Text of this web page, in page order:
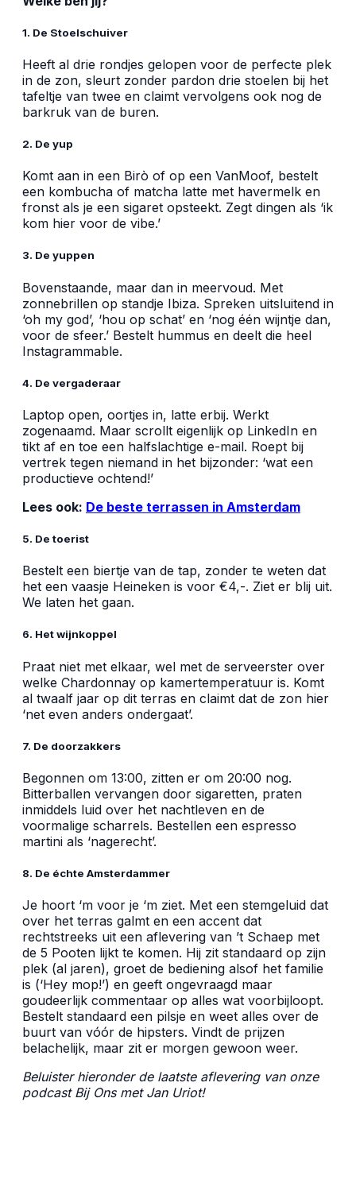
1. De Stoelschuiver
Heeft al drie rondjes gelopen voor de perfecte plek
in de zon, sleurt zonder pardon drie stoelen bij het
tafeltje van twee en claimt vervolgens ook nog de
barkruk van de buren.
2. De yup
Komt aan in een Birò of op een VanMoof, bestelt
een kombucha of matcha latte met havermelk en
fronst als je een sigaret opsteekt. Zegt dingen als ‘ik
kom hier voor de vibe.’
3. De yuppen
Bovenstaande, maar dan in meervoud. Met
zonnebrillen op standje Ibiza. Spreken uitsluitend in
‘oh my god’, ‘hou op schat’ en ‘nog één wijntje dan,
voor de sfeer.’ Bestelt hummus en deelt die heel
Instagrammable.
4. De vergaderaar
Laptop open, oortjes in, latte erbij. Werkt
zogenaamd. Maar scrollt eigenlijk op LinkedIn en
tikt af en toe een halfslachtige e-mail. Roept bij
vertrek tegen niemand in het bijzonder: ‘wat een
productieve ochtend!’
Lees ook: De beste terrassen in Amsterdam
5. De toerist
Bestelt een biertje van de tap, zonder te weten dat
het een vaasje Heineken is voor €4,-. Ziet er blij uit.
We laten het gaan.
6. Het wijnkoppel
Praat niet met elkaar, wel met de serveerster over
welke Chardonnay op kamertemperatuur is. Komt
al twaalf jaar op dit terras en claimt dat de zon hier
‘net even anders ondergaat’.
7. De doorzakkers
Begonnen om 13:00, zitten er om 20:00 nog.
Bitterballen vervangen door sigaretten, praten
inmiddels luid over het nachtleven en de
voormalige scharrels. Bestellen een espresso
martini als ‘nagerecht’.
8. De échte Amsterdammer
Je hoort ‘m voor je ‘m ziet. Met een stemgeluid dat
over het terras galmt en een accent dat
rechtstreeks uit een aflevering van ’t Schaep met
de 5 Pooten lijkt te komen. Hij zit standaard op zijn
plek (al jaren), groet de bediening alsof het familie
is (‘Hey mop!’) en geeft ongevraagd maar
goudeerlijk commentaar op alles wat voorbijloopt.
Bestelt standaard een pilsje en weet alles over de
buurt van vóór de hipsters. Vindt de prijzen
belachelijk, maar zit er morgen gewoon weer.
Beluister hieronder de laatste aflevering van onze
podcast Bij Ons met Jan Uriot!